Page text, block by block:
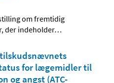
om fremtidig
der indeholder…
for lægemidler til
og angst (ATC-